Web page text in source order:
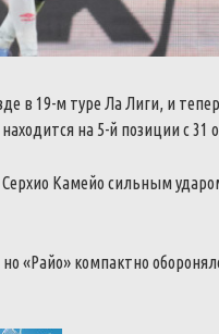
в 19-м туре Ла Лиги, и
на 5-й позиции с 31
Камейо сильным
«Райо» компактно